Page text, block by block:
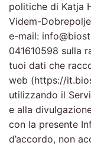
politiche di Katja
Videm-
e-mail:
041610598 sulla
tuoi dati che
web (https://
utilizzando il
e alla
con la presente
d’accordo, non